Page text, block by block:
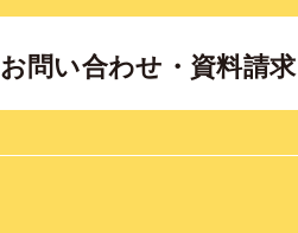
お問い合わせ・資料請求